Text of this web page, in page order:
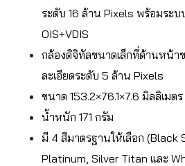
ระดับ 16 ล้าน Pixels พร้อมระ
OIS+VDIS
กล้องดิจิทัลขนาดเล็กที่ด้านหน้า
ละเอียดระดับ 5 ล้าน Pixels
ขนาด 153.2×76.1×7.6 มิลลิเมตร
น้ำหนัก 171 กรัม
มี 4 สีมาตรฐานให้เลือก (Black
Platinum, Silver Titan และ